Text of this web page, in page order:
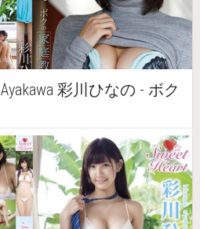
彩川ひなの - ボク